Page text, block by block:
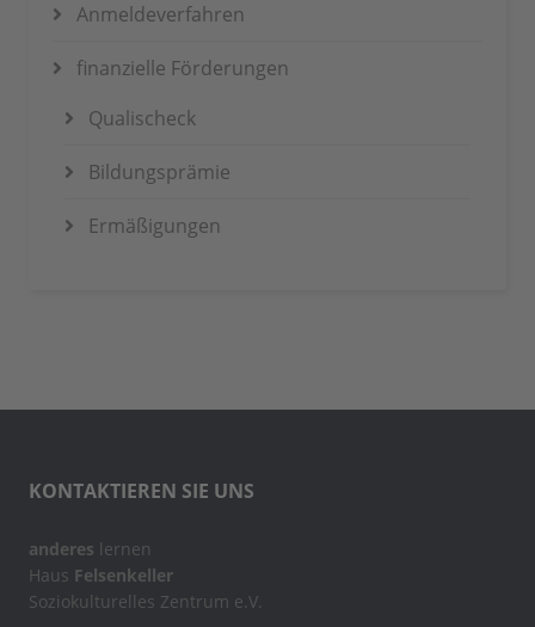
Anmeldeverfahren
finanzielle Förderungen
Qualischeck
Bildungsprämie
Ermäßigungen
KONTAKTIEREN SIE UNS
anderes lernen
Haus Felsenkeller
Soziokulturelles Zentrum e.V.